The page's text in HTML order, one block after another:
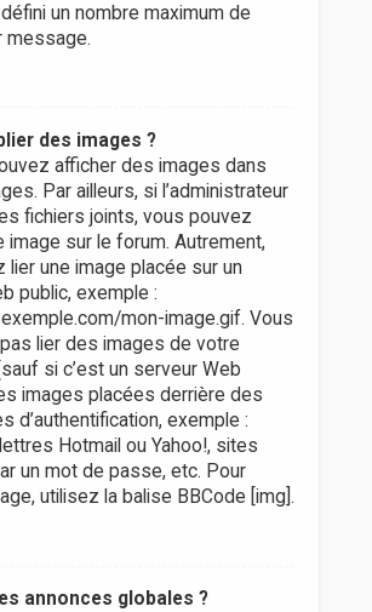
un nombre maximum de
message.
des images ?
afficher des images dans
Par ailleurs, si l’administrateur
fichiers joints, vous pouvez
image sur le forum. Autrement,
lier une image placée sur un
public, exemple :
mon-image.gif. Vous
lier des images de votre
si c’est un serveur Web
images placées derrière des
d’authentification, exemple :
Hotmail ou Yahoo!, sites
un mot de passe, etc. Pour
utilisez la balise BBCode [img].
annonces globales ?